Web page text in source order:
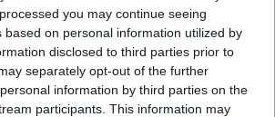
you may continue seeing
based on personal information utilized by
disclosed to third parties prior to
separately opt-out of the further
information by third parties on the
participants. This information may
ξεκαθαρίζει: «Βαρέθηκα να λένε
για έναν έρωτα»